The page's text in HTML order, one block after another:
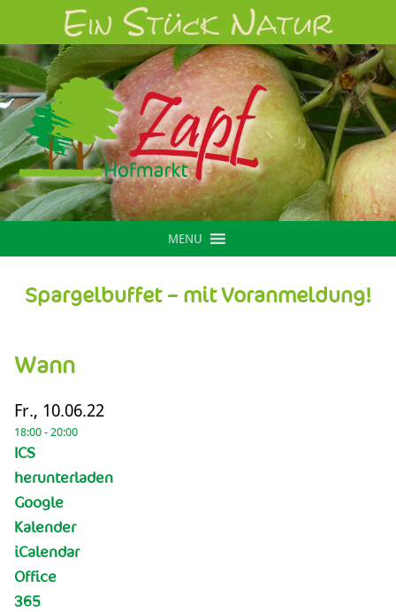
MENU
Spargelbuffet – mit Voranmeldung!
Wann
Fr., 10.06.22
18:00 - 20:00
ICS
herunterladen
Google
Kalender
iCalendar
Office
365